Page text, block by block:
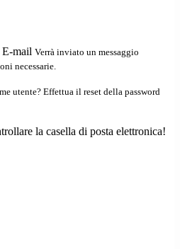
E-mail Verrà inviato un messaggio
necessarie.
utente? Effettua il reset della password
la casella di posta elettronica!